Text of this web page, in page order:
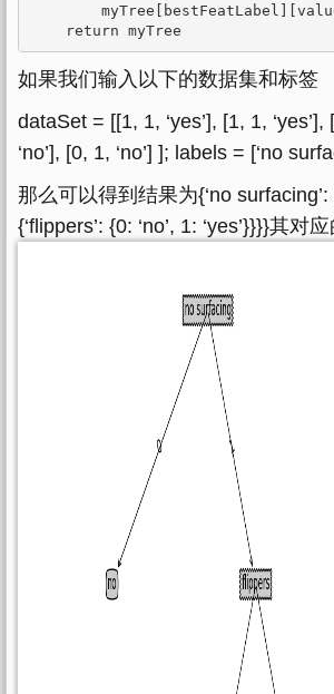
    return myTree
如果我们输入以下的数据集和标签
dataSet = [[1, 1, ‘yes’], [1, 1, ‘yes’],
‘no’], [0, 1, ‘no’] ]; labels = [‘no
那么可以得到结果为{‘no surfacing’:
{‘flippers’: {0: ‘no’, 1: ‘yes’}}}}其对